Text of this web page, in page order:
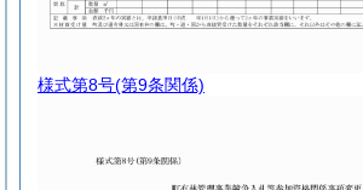
様式第8号(第9条関係)